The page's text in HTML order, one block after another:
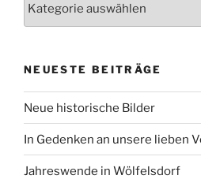
NEUESTE BEITRÄGE
Neue historische Bilder
In Gedenken an unsere lieben
Jahreswende in Wölfelsdorf